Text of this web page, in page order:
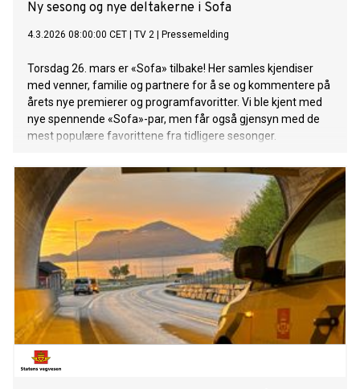
Ny sesong og nye deltakerne i Sofa
4.3.2026 08:00:00 CET TV 2 Pressemelding
Torsdag 26. mars er «Sofa» tilbake! Her samles kjendiser
med venner, familie og partnere for å se og kommentere på
årets nye premierer og programfavoritter. Vi ble kjent med
nye spennende «Sofa»-par, men får også gjensyn med de
mest populære favorittene fra tidligere sesonger.